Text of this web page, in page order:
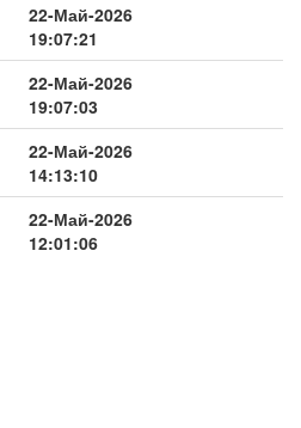
22-Май-2026
19:07:21
22-Май-2026
19:07:03
22-Май-2026
14:13:10
22-Май-2026
12:01:06